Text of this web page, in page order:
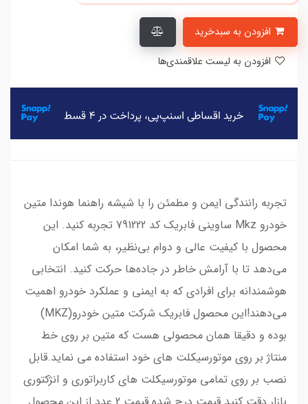
تجربه رانندگی ایمن و مطمئن را با شیشه راهنما هوندا متین
خودرو Mkz ساوینی فابریک کد 791222 تجربه کنید. این
محصول با کیفیت عالی و دوام بی‌نظیر، به شما امکان
می‌دهد تا با آرامش خاطر در جاده‌ها حرکت کنید. انتخابی
هوشمندانه برای افرادی که به ایمنی و عملکرد خودرو اهمیت
می‌دهند!این محصول فابریک شرکت متین خودرو(MKZ)
بوده و دقیقا همان محصولی هست که متین بر روی خط
منتاژ بر روی موتورسیکلت های خود استفاده می نماید.قابل
نصب بر روی تمامی موتورسیکلت های کاربراتوری و انژکتوری